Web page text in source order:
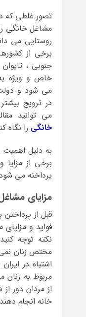
تصور غلطی که
مشاغل خانگی
روستایی می
برخی از
جنوبی ،
خاص و ویژه
می شود و
در ترویج
می توانید
خانگی را نگاه
به دلیل
برخی از
پرداخته می
مزایای
قبل از
فواید و
نکته توجه
مختص زنان نمی
اشتباه در
مربوط به
از مردان دور
خانه انجام